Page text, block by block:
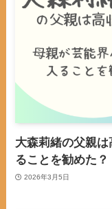
大森莉緒の父親
ることを勧めた？
2026年3月5日